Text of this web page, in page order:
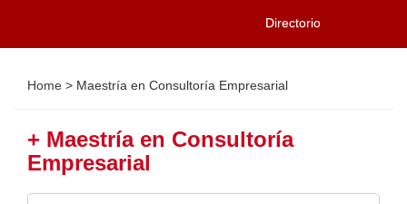
Directorio
Home > Maestría en Consultoría Empresarial
+ Maestría en Consultoría
Empresarial